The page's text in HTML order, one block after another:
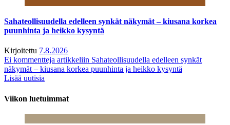
Sahateollisuudella edelleen synkät näkymät – kiusana korkea
puunhinta ja heikko kysyntä
Kirjoitettu 7.8.2026
Ei kommentteja artikkeliin Sahateollisuudella edelleen synkät
näkymät – kiusana korkea puunhinta ja heikko kysyntä
Lisää uutisia
Viikon luetuimmat